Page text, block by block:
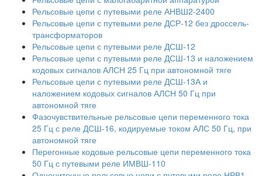
Рельсовые цепи с путевыми реле АНВШ2-2400
Рельсовые цепи с путевыми реле ДСР-12 без дроссель-
трансформаторов
Рельсовые цепи с путевыми реле ДСШ-12
Рельсовые цепи с путевыми реле ДСШ-13 и наложением
кодовых сигналов АЛСН 25 Гц при автономной тяге
Рельсовые цепи с путевыми реле ДСШ-13А и
наложением кодовых сигналов АЛСН 50 Гц при
автономной тяге
Фазочувствительные рельсовые цепи переменного тока
25 Гц с реле ДСШ-16, кодируемые током АЛС 50 Гц, при
автономной тяге
Перегонные кодовые рельсовые цепи переменного тока
50 Гц с путевыми реле ИМВШ-110